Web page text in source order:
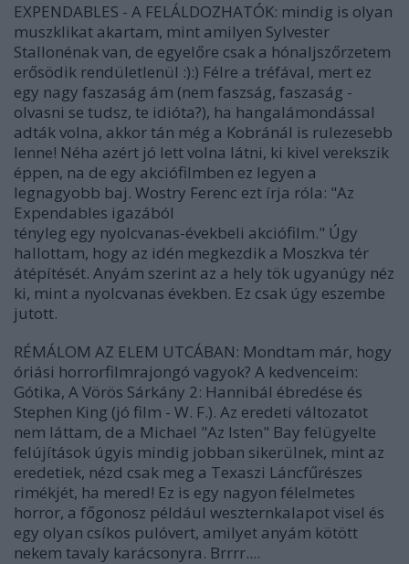
EXPENDABLES - A FELÁLDOZHATÓK: mindig is olyan
muszklikat akartam, mint amilyen Sylvester
Stallonénak van, de egyelőre csak a hónaljszőrzetem
erősödik rendületlenül :):) Félre a tréfával, mert ez
egy nagy faszaság ám (nem faszság, faszaság -
olvasni se tudsz, te idióta?), ha hangalámondással
adták volna, akkor tán még a Kobránál is rulezesebb
lenne! Néha azért jó lett volna látni, ki kivel verekszik
éppen, na de egy akciófilmben ez legyen a
legnagyobb baj. Wostry Ferenc ezt írja róla: "Az
Expendables igazából
tényleg egy nyolcvanas-évekbeli akciófilm." Úgy
hallottam, hogy az idén megkezdik a Moszkva tér
átépítését. Anyám szerint az a hely tök ugyanúgy néz
ki, mint a nyolcvanas években. Ez csak úgy eszembe
jutott.
RÉMÁLOM AZ ELEM UTCÁBAN: Mondtam már, hogy
óriási horrorfilmrajongó vagyok? A kedvenceim:
Gótika, A Vörös Sárkány 2: Hannibál ébredése és
Stephen King (jó film - W. F.). Az eredeti változatot
nem láttam, de a Michael "Az Isten" Bay felügyelte
felújítások úgyis mindig jobban sikerülnek, mint az
eredetiek, nézd csak meg a Texaszi Láncfűrészes
rimékjét, ha mered! Ez is egy nagyon félelmetes
horror, a főgonosz például weszternkalapot visel és
egy olyan csíkos pulóvert, amilyet anyám kötött
nekem tavaly karácsonyra. Brrrr....